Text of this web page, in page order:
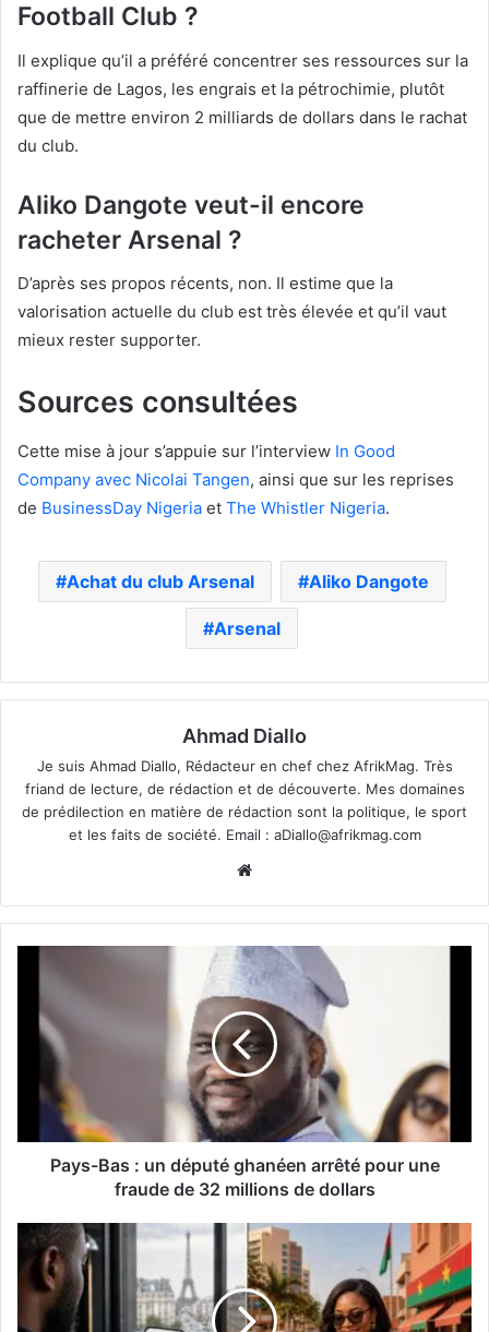
Football Club ?
Il explique qu’il a préféré concentrer ses ressources sur la
raffinerie de Lagos, les engrais et la pétrochimie, plutôt
que de mettre environ 2 milliards de dollars dans le rachat
du club.
Aliko Dangote veut-il encore
racheter Arsenal ?
D’après ses propos récents, non. Il estime que la
valorisation actuelle du club est très élevée et qu’il vaut
mieux rester supporter.
Sources consultées
Cette mise à jour s’appuie sur l’interview In Good
Company avec Nicolai Tangen, ainsi que sur les reprises
de BusinessDay Nigeria et The Whistler Nigeria.
Achat du club Arsenal Aliko Dangote
Arsenal
Ahmad Diallo
Je suis Ahmad Diallo, Rédacteur en chef chez AfrikMag. Très
friand de lecture, de rédaction et de découverte. Mes domaines
de prédilection en matière de rédaction sont la politique, le sport
et les faits de société. Email : aDiallo@afrikmag.com
Pays-Bas : un député ghanéen arrêté pour une
fraude de 32 millions de dollars